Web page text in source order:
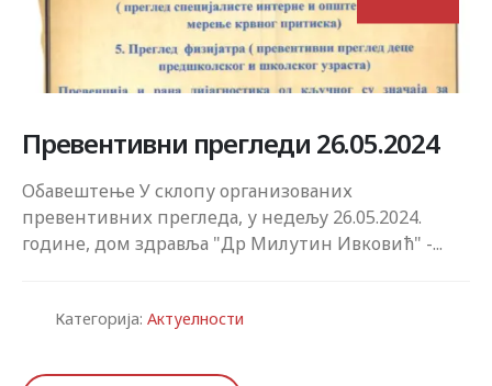
Превентивни прегледи 26.05.2024
Обавештење У склопу организованих
превентивних прегледа, у недељу 26.05.2024.
године, дом здравља "Др Милутин Ивковић" -...
Категорија: Актуелности